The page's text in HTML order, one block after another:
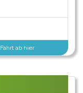
Fahrt ab hier